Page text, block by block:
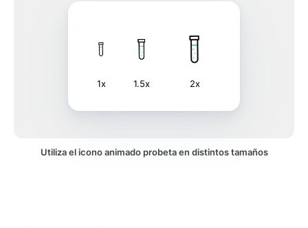
1x 1.5x 2x
Utiliza el icono animado probeta en distintos tamaños